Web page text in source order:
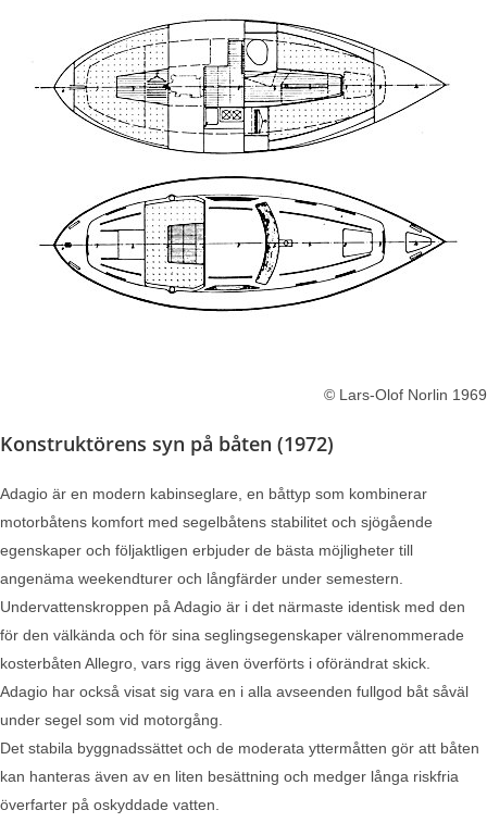
© Lars-Olof Norlin 1969
Konstruktörens syn på båten (1972)
Adagio är en modern kabinseglare, en båttyp som kombinerar
motorbåtens komfort med segelbåtens stabilitet och sjögående
egenskaper och följaktligen erbjuder de bästa möjligheter till
angenäma weekendturer och långfärder under semestern.
Undervattenskroppen på Adagio är i det närmaste identisk med den
för den välkända och för sina seglingsegenskaper välrenommerade
kosterbåten Allegro, vars rigg även överförts i oförändrat skick.
Adagio har också visat sig vara en i alla avseenden fullgod båt såväl
under segel som vid motorgång.
Det stabila byggnadssättet och de moderata yttermåtten gör att båten
kan hanteras även av en liten besättning och medger långa riskfria
överfarter på oskyddade vatten.